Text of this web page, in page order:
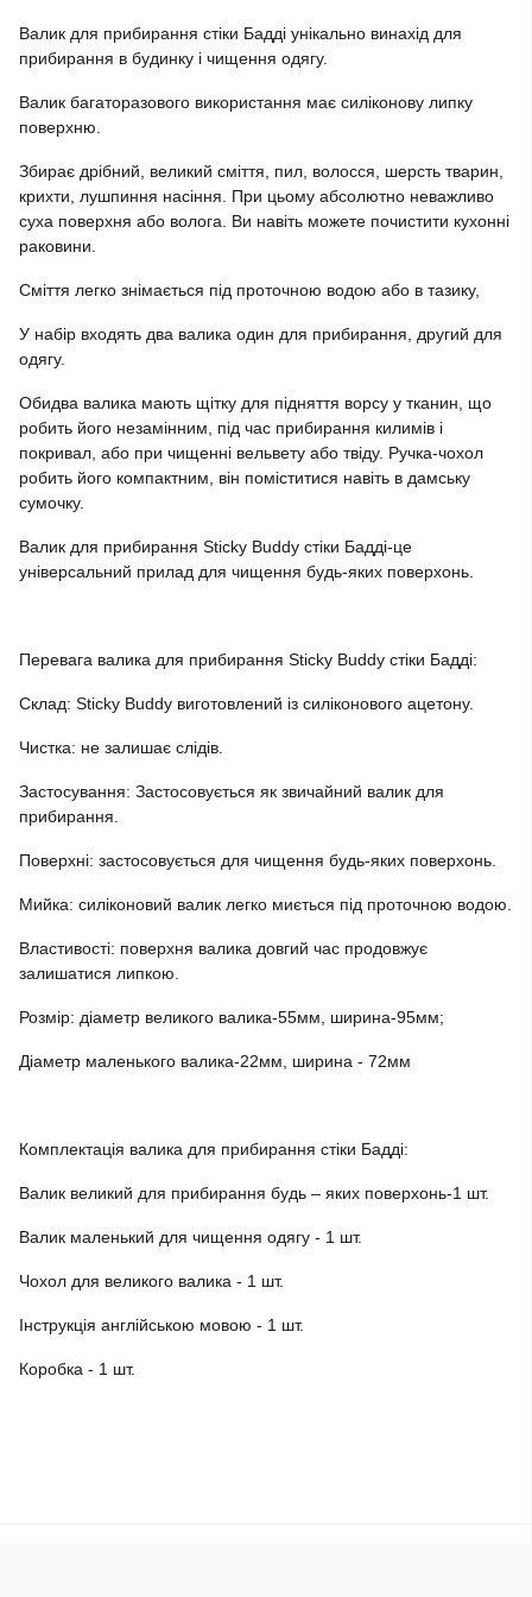
Валик для прибирання стіки Бадді унікально винахід для
прибирання в будинку і чищення одягу.
Валик багаторазового використання має силіконову липку
поверхню.
Збирає дрібний, великий сміття, пил, волосся, шерсть тварин,
крихти, лушпиння насіння. При цьому абсолютно неважливо
суха поверхня або волога. Ви навіть можете почистити кухонні
раковини.
Сміття легко знімається під проточною водою або в тазику,
У набір входять два валика один для прибирання, другий для
одягу.
Обидва валика мають щітку для підняття ворсу у тканин, що
робить його незамінним, під час прибирання килимів і
покривал, або при чищенні вельвету або твіду. Ручка-чохол
робить його компактним, він поміститися навіть в дамську
сумочку.
Валик для прибирання Sticky Buddy стіки Бадді-це
універсальний прилад для чищення будь-яких поверхонь.
Перевага валика для прибирання Sticky Buddy стіки Бадді:
Склад: Sticky Buddy виготовлений із силіконового ацетону.
Чистка: не залишає слідів.
Застосування: Застосовується як звичайний валик для
прибирання.
Поверхні: застосовується для чищення будь-яких поверхонь.
Мийка: силіконовий валик легко миється під проточною водою.
Властивості: поверхня валика довгий час продовжує
залишатися липкою.
Розмір: діаметр великого валика-55мм, ширина-95мм;
Діаметр маленького валика-22мм, ширина - 72мм
Комплектація валика для прибирання стіки Бадді:
Валик великий для прибирання будь – яких поверхонь-1 шт.
Валик маленький для чищення одягу - 1 шт.
Чохол для великого валика - 1 шт.
Інструкція англійською мовою - 1 шт.
Коробка - 1 шт.